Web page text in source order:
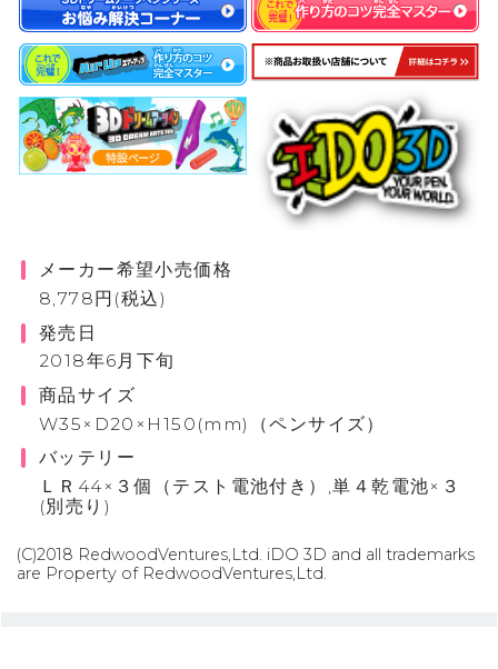
メーカー希望小売価格
8,778円(税込)
発売日
2018年6月下旬
商品サイズ
W35×D20×H150(mm)（ペンサイズ）
バッテリー
ＬＲ44×３個（テスト電池付き）,単４乾電池×３
(別売り)
(C)2018 RedwoodVentures,Ltd. iDO 3D and all trademarks
are Property of RedwoodVentures,Ltd.